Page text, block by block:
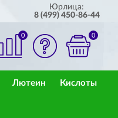
Юрлица:
8 (499) 450-86-44
0 0
Лютеин Кислоты